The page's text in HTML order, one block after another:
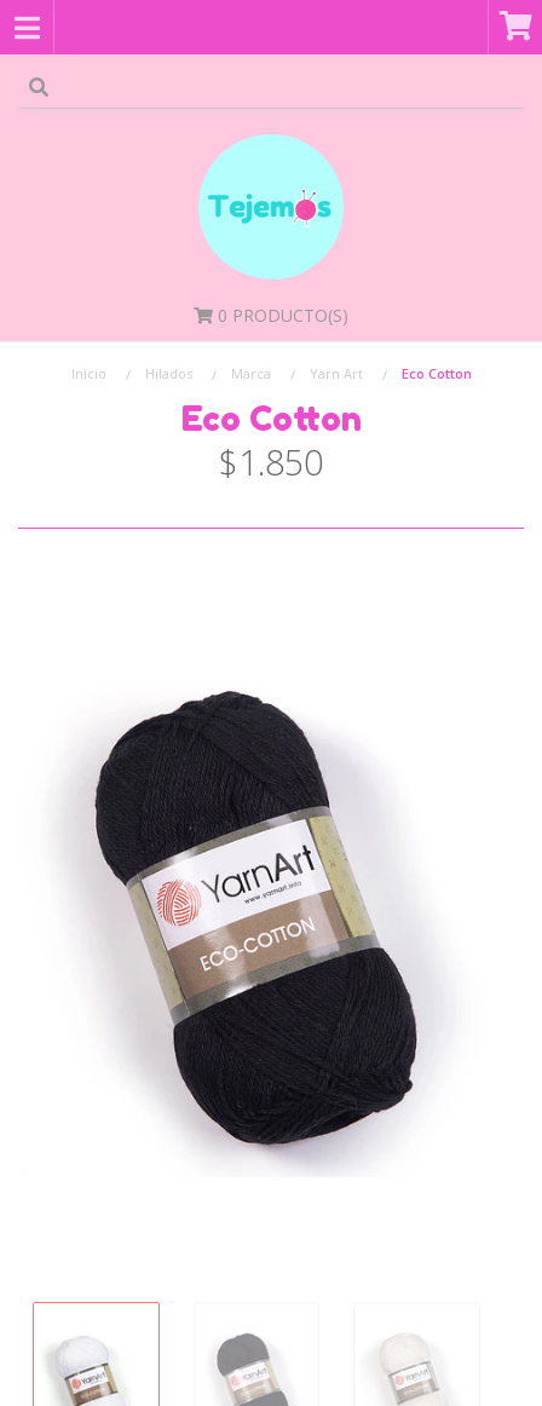
0 PRODUCTO(S)
Inicio Hilados Marca Yarn Art Eco Cotton
Eco Cotton
$1.850